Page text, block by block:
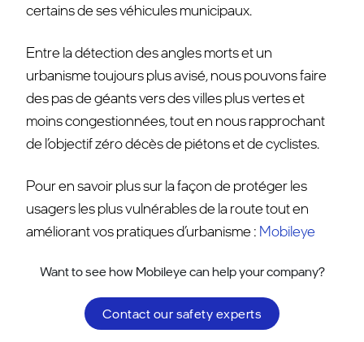
certains de ses véhicules municipaux.
Entre la détection des angles morts et un
urbanisme toujours plus avisé, nous pouvons faire
des pas de géants vers des villes plus vertes et
moins congestionnées, tout en nousrapprochant
de l’objectif zéro décès de piétons et de cyclistes.
Pour en savoir plus sur la façon de protéger les
usagers les plus vulnérables de la route tout en
améliorant vos pratiques d’urbanisme : Mobileye
Want to see how Mobileye can help your company?
Contact our safety experts